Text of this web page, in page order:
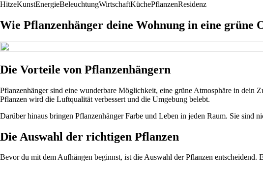
HitzeKunstEnergieBeleuchtungWirtschaftKüchePflanzenResidenz
Wie Pflanzenhänger deine Wohnung in eine grüne
Die Vorteile von Pflanzenhängern
Pflanzenhänger sind eine wunderbare Möglichkeit, eine grüne Atmosphäre in dein
Pflanzen wird die Luftqualität verbessert und die Umgebung belebt.
Darüber hinaus bringen Pflanzenhänger Farbe und Leben in jeden Raum. Sie sind
Die Auswahl der richtigen Pflanzen
Bevor du mit dem Aufhängen beginnst, ist die Auswahl der Pflanzen entscheidend.